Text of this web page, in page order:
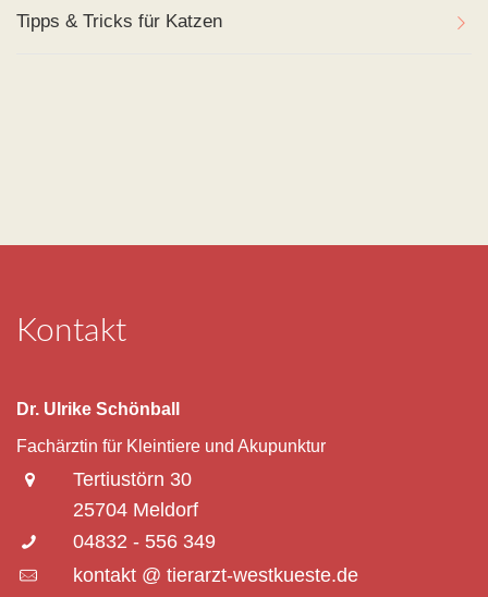
Tipps & Tricks für Katzen
Kontakt
Dr. Ulrike Schönball
Fachärztin für Kleintiere und Akupunktur
Tertiustörn 30
25704 Meldorf
04832 - 556 349
kontakt @ tierarzt-westkueste.de